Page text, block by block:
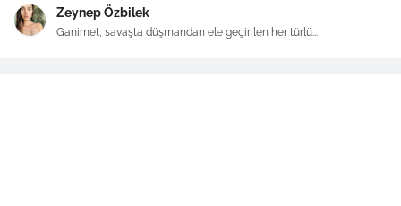
Zeynep Özbilek
Ganimet, savaşta düşmandan ele geçirilen her türlü...